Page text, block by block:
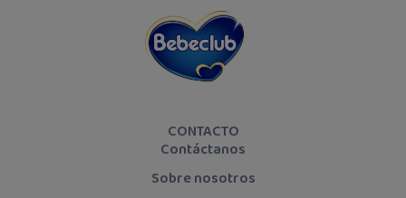
CONTACTO
Contáctanos
Sobre nosotros